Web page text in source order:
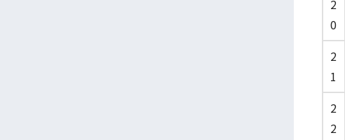
2
0
2
1
2
2